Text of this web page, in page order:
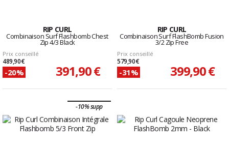
RIP CURL
Combinaison Surf Flashbomb Chest
Zip 4/3 Black
Prix conseillé
489,90 €
-20% 391,90 €
RIP CURL
Combinaison Surf FlashBomb Fusion
3/2 Zip Free
Prix conseillé
579,90 €
-31% 399,90 €
-10% supp